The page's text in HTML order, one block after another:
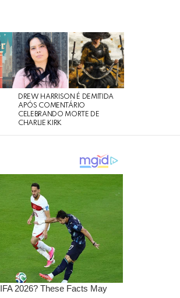
DREW HARRISON É DEMITIDA
APÓS COMENTÁRIO
CELEBRANDO MORTE DE
CHARLIE KIRK